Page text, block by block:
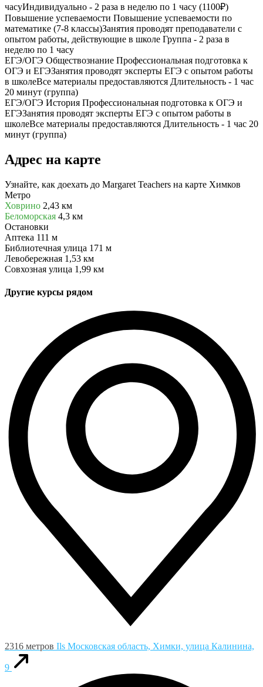
часуИндивидуально - 2 раза в неделю по 1 часу (1100₽)
Повышение успеваемости Повышение успеваемости по
математике (7-8 классы)Занятия проводят преподаватели с
опытом работы, действующие в школе Группа - 2 раза в
неделю по 1 часу
ЕГЭ/ОГЭ Обществознание Профессиональная подготовка к
ОГЭ и ЕГЭЗанятия проводят эксперты ЕГЭ с опытом работы
в школеВсе материалы предоставляются Длительность - 1 час
20 минут (группа)
ЕГЭ/ОГЭ История Профессиональная подготовка к ОГЭ и
ЕГЭЗанятия проводят эксперты ЕГЭ с опытом работы в
школеВсе материалы предоставляются Длительность - 1 час 20
минут (группа)
Адрес на карте
Узнайте, как доехать до Margaret Teachers на карте Химков
Метро
Ховрино 2,43 км
Беломорская 4,3 км
Остановки
Аптека 111 м
Библиотечная улица 171 м
Левобережная 1,53 км
Совхозная улица 1,99 км
Другие курсы рядом
2316 метров Ils Московская область, Химки, улица Калинина,
9